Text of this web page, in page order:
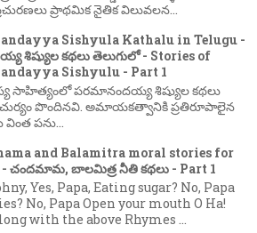
ప్రాథమిక నైతిక విలువలన...
Sishyula Kathalu in Telugu -
శిష్యుల కథలు తెలుగులో - Stories of
Sishyulu - Part 1
సాహిత్యంలో పరమానందయ్య శిష్యుల కథలు
పొందినవి. అమాయకత్వానికి ప్రతిరూపాలైన
వింత పను...
and Balamitra moral stories for
చందమామ, బాలమిత్ర నీతి కథలు - Part 1
Yes, Papa, Eating sugar? No, Papa
No, Papa Open your mouth O Ha!
with the above Rhymes ...